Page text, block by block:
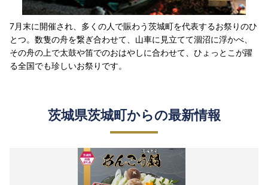
7月末に開催され、多くの人で賑わう茨城町を代表するお祭りのひ
とつ。数隻の舟を繋ぎ合わせて、山車に見立てて涸沼に浮かべ、
その舟の上で太鼓や笛でのおはやしに合わせて、ひょっとこが躍
る全国でも珍しいお祭りです。
茨城県茨城町からの最新情報